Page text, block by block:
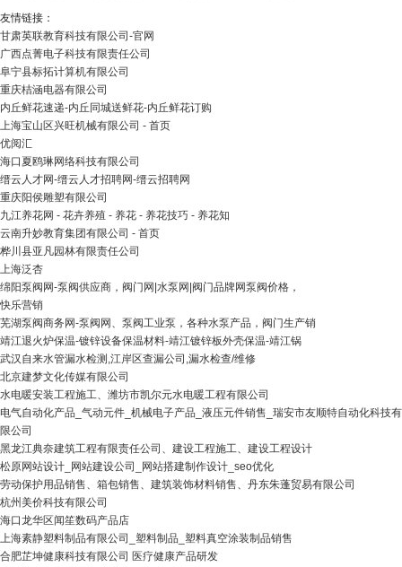
友情链接：
甘肃英联教育科技有限公司-官网
广西点菁电子科技有限责任公司
阜宁县标拓计算机有限公司
重庆桔涵电器有限公司
内丘鲜花速递-内丘同城送鲜花-内丘鲜花订购
上海宝山区兴旺机械有限公司 - 首页
优阅汇
海口夏鸥琳网络科技有限公司
缙云人才网-缙云人才招聘网-缙云招聘网
重庆阳侯雕塑有限公司
九江养花网 - 花卉养殖 - 养花 - 养花技巧 - 养花知
云南升妙教育集团有限公司 - 首页
桦川县亚凡园林有限责任公司
上海泛杏
绵阳泵阀网-泵阀供应商，阀门网|水泵网|阀门品牌网泵阀价格，
快乐营销
芜湖泵阀商务网-泵阀网、泵阀工业泵，各种水泵产品，阀门生产销
靖江退火炉保温-镀锌设备保温材料-靖江镀锌板外壳保温-靖江锅
武汉自来水管漏水检测,江岸区查漏公司,漏水检查/维修
北京建梦文化传媒有限公司
水电暖安装工程施工、潍坊市凯尔元水电暖工程有限公司
电气自动化产品_气动元件_机械电子产品_液压元件销售_瑞安市友顺特自动化科技有
限公司
黑龙江典奈建筑工程有限责任公司、建设工程施工、建设工程设计
松原网站设计_网站建设公司_网站搭建制作设计_seo优化
劳动保护用品销售、箱包销售、建筑装饰材料销售、丹东朱蓬贸易有限公司
杭州美价科技有限公司
海口龙华区闻笙数码产品店
上海素静塑料制品有限公司_塑料制品_塑料真空涂装制品销售
合肥芷坤健康科技有限公司 医疗健康产品研发